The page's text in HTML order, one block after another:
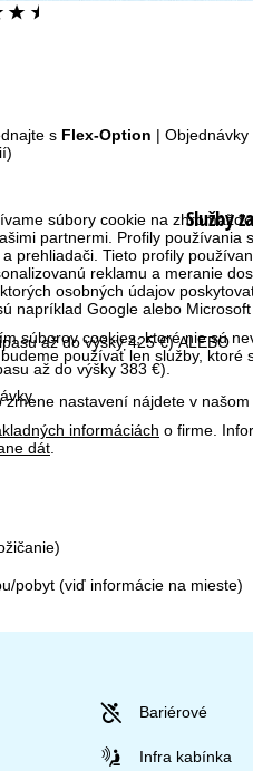
súbory cookie na
partnermi. Profily používania
prehliadači. Tieto profily
reklamu a meranie
osobných údajov
napríklad Google alebo Microsoft
súborov cookies, ktoré nie sú
používať len služby, ktoré
zmene nastavení nájdete v našom
informáciách o firme.
dát
s Flex-Option |
Služby
až do výšky 425 €) ALEBO
až do výšky 383 €).
pobyt (viď informácie na mieste)
Bariérové
Infra kabínka